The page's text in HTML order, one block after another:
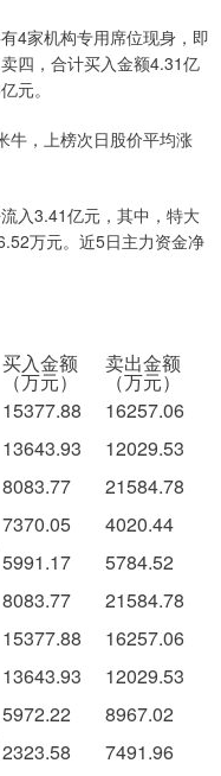
4家机构专用席位现身，即
四，合计买入金额4.31亿
元。
，上榜次日股价平均涨
入3.41亿元，其中，特大
万元。近5日主力资金净
买入金额
（万元）
卖出金额
（万元）
15377.88
16257.06
13643.93
12029.53
8083.77
21584.78
7370.05
4020.44
5991.17
5784.52
8083.77
21584.78
15377.88
16257.06
13643.93
12029.53
5972.22
8967.02
2323.58 7491.96